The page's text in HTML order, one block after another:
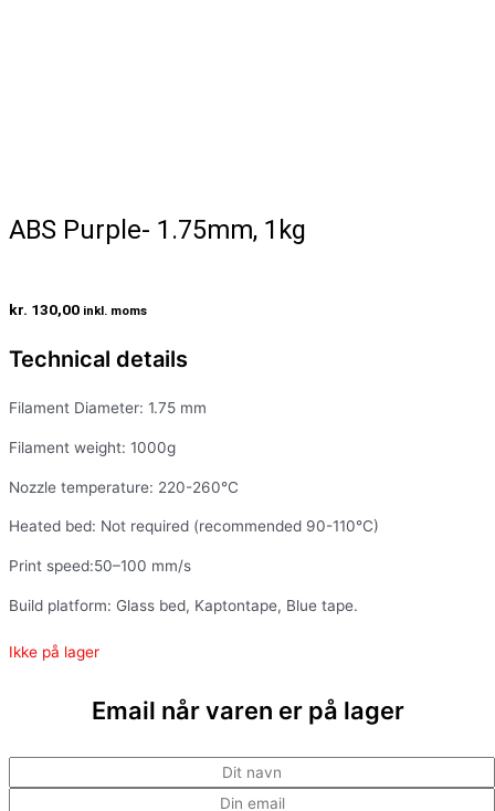
ABS Purple- 1.75mm, 1kg
kr. 130,00 inkl. moms
Technical details
Filament Diameter: 1.75 mm
Filament weight: 1000g
Nozzle temperature: 220-260°C
Heated bed: Not required (recommended 90-110°C)
Print speed:50–100 mm/s
Build platform: Glass bed, Kaptontape, Blue tape.
Ikke på lager
Email når varen er på lager